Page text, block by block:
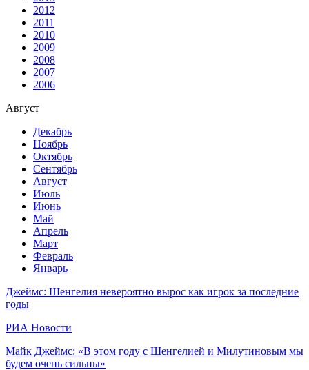
2012
2011
2010
2009
2008
2007
2006
Август
Декабрь
Ноябрь
Октябрь
Сентябрь
Август
Июль
Июнь
Май
Апрель
Март
Февраль
Январь
Джеймс: Шенгелия невероятно вырос как игрок за последние
годы
РИА Новости
Майк Джеймс: «В этом году с Шенгелией и Милутиновым мы
будем очень сильны»